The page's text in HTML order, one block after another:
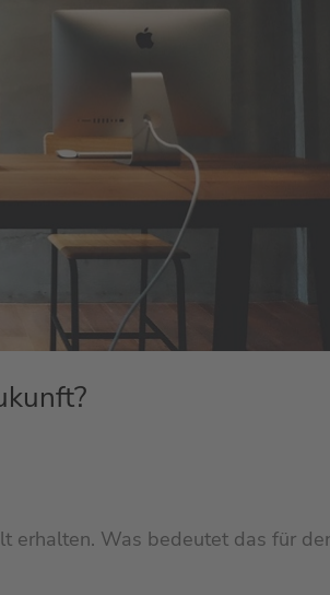
erhalten. Was bedeutet das für